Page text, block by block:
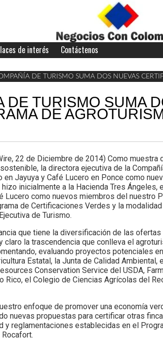
de interés Contáctenos
DE TURISMO SUMA DOS NUEVAS
DE TURISMO SUMA
DE
22 de Diciembre de 2014) Como
la directora ejecutiva de la
en Jayuya y Café Lucero en Ponce como
inicialmente a la Hacienda Tres Ángeles,
Lucero como nuevos miembros del nuestro
de Certificaciones Verdes y la
de Turismo.
que tiene la diversificación de las
claro la trascendencia que conlleva el
evaluando proyectos potenciales
Estatal, la Junta de Calidad
Conservation Service del USDA,
Rico, el Colegio de Ciencias Agrícolas del
enfoque de promover una economía
nuevas propuestas para certificar otras
y reglamentaciones establecidas en el
Rocafort.